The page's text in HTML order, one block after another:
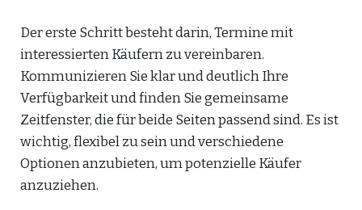
Der erste Schritt besteht darin, Termine mit
interessierten Käufern zu vereinbaren.
Kommunizieren Sie klar und deutlich Ihre
Verfügbarkeit und finden Sie gemeinsame
Zeitfenster, die für beide Seiten passend sind. Es ist
wichtig, flexibel zu sein und verschiedene
Optionen anzubieten, um potenzielle Käufer
anzuziehen.